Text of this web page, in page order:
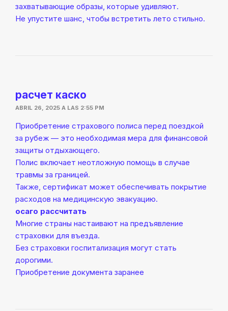
захватывающие образы, которые удивляют.
Не упустите шанс, чтобы встретить лето стильно.
расчет каско
ABRIL 26, 2025 A LAS 2:55 PM
Приобретение страхового полиса перед поездкой
за рубеж — это необходимая мера для финансовой
защиты отдыхающего.
Полис включает неотложную помощь в случае
травмы за границей.
Также, сертификат может обеспечивать покрытие
расходов на медицинскую эвакуацию.
осаго рассчитать
Многие страны настаивают на предъявление
страховки для въезда.
Без страховки госпитализация могут стать
дорогими.
Приобретение документа заранее